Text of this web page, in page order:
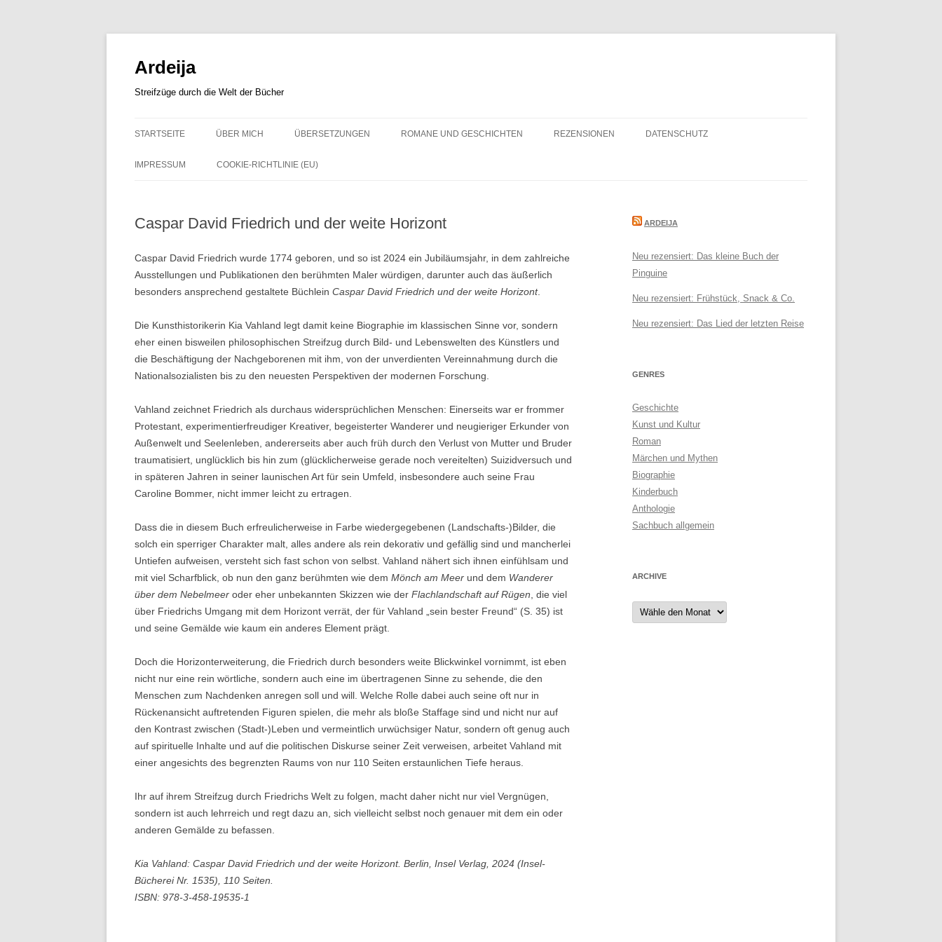
Ardeija
Streifzüge durch die Welt der Bücher
STARTSEITE ÜBER MICH ÜBERSETZUNGEN ROMANE UND GESCHICHTEN REZENSIONEN DATENSCHUTZ
IMPRESSUM COOKIE-RICHTLINIE (EU)
Caspar David Friedrich und der weite Horizont
Caspar David Friedrich wurde 1774 geboren, und so ist 2024 ein Jubiläumsjahr, in dem zahlreiche
Ausstellungen und Publikationen den berühmten Maler würdigen, darunter auch das äußerlich
besonders ansprechend gestaltete Büchlein Caspar David Friedrich und der weite Horizont.
Die Kunsthistorikerin Kia Vahland legt damit keine Biographie im klassischen Sinne vor, sondern
eher einen bisweilen philosophischen Streifzug durch Bild- und Lebenswelten des Künstlers und
die Beschäftigung der Nachgeborenen mit ihm, von der unverdienten Vereinnahmung durch die
Nationalsozialisten bis zu den neuesten Perspektiven der modernen Forschung.
Vahland zeichnet Friedrich als durchaus widersprüchlichen Menschen: Einerseits war er frommer
Protestant, experimentierfreudiger Kreativer, begeisterter Wanderer und neugieriger Erkunder von
Außenwelt und Seelenleben, andererseits aber auch früh durch den Verlust von Mutter und Bruder
traumatisiert, unglücklich bis hin zum (glücklicherweise gerade noch vereitelten) Suizidversuch und
in späteren Jahren in seiner launischen Art für sein Umfeld, insbesondere auch seine Frau
Caroline Bommer, nicht immer leicht zu ertragen.
Dass die in diesem Buch erfreulicherweise in Farbe wiedergegebenen (Landschafts-)Bilder, die
solch ein sperriger Charakter malt, alles andere als rein dekorativ und gefällig sind und mancherlei
Untiefen aufweisen, versteht sich fast schon von selbst. Vahland nähert sich ihnen einfühlsam und
mit viel Scharfblick, ob nun den ganz berühmten wie dem Mönch am Meer und dem Wanderer
über dem Nebelmeer oder eher unbekannten Skizzen wie der Flachlandschaft auf Rügen , die viel
über Friedrichs Umgang mit dem Horizont verrät, der für Vahland „sein bester Freund“ (S. 35) ist
und seine Gemälde wie kaum ein anderes Element prägt.
Doch die Horizonterweiterung, die Friedrich durch besonders weite Blickwinkel vornimmt, ist eben
nicht nur eine rein wörtliche, sondern auch eine im übertragenen Sinne zu sehende, die den
Menschen zum Nachdenken anregen soll und will. Welche Rolle dabei auch seine oft nur in
Rückenansicht auftretenden Figuren spielen, die mehr als bloße Staffage sind und nicht nur auf
den Kontrast zwischen (Stadt-)Leben und vermeintlich urwüchsiger Natur, sondern oft genug auch
auf spirituelle Inhalte und auf die politischen Diskurse seiner Zeit verweisen, arbeitet Vahland mit
einer angesichts des begrenzten Raums von nur 110 Seiten erstaunlichen Tiefe heraus.
Ihr auf ihrem Streifzug durch Friedrichs Welt zu folgen, macht daher nicht nur viel Vergnügen,
sondern ist auch lehrreich und regt dazu an, sich vielleicht selbst noch genauer mit dem ein oder
anderen Gemälde zu befassen.
Kia Vahland: Caspar David Friedrich und der weite Horizont. Berlin, Insel Verlag, 2024 (Insel-
Bücherei Nr. 1535), 110 Seiten.
ISBN: 978-3-458-19535-1
ARDEIJA
Neu rezensiert: Das kleine Buch der
Pinguine
Neu rezensiert: Frühstück, Snack & Co.
Neu rezensiert: Das Lied der letzten Reise
GENRES
Geschichte
Kunst und Kultur
Roman
Märchen und Mythen
Biographie
Kinderbuch
Anthologie
Sachbuch allgemein
ARCHIVE
Archive